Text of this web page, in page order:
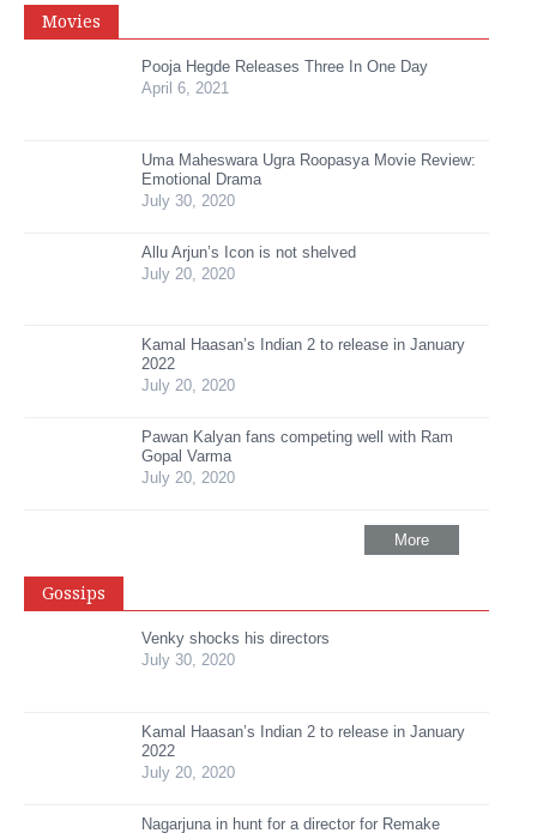
Movies
Pooja Hegde Releases Three In One Day
April 6, 2021
Uma Maheswara Ugra Roopasya Movie Review:
Emotional Drama
July 30, 2020
Allu Arjun’s Icon is not shelved
July 20, 2020
Kamal Haasan’s Indian 2 to release in January
2022
July 20, 2020
Pawan Kalyan fans competing well with Ram
Gopal Varma
July 20, 2020
More
Gossips
Venky shocks his directors
July 30, 2020
Kamal Haasan’s Indian 2 to release in January
2022
July 20, 2020
Nagarjuna in hunt for a director for Remake